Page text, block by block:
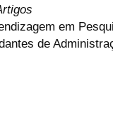
em
de